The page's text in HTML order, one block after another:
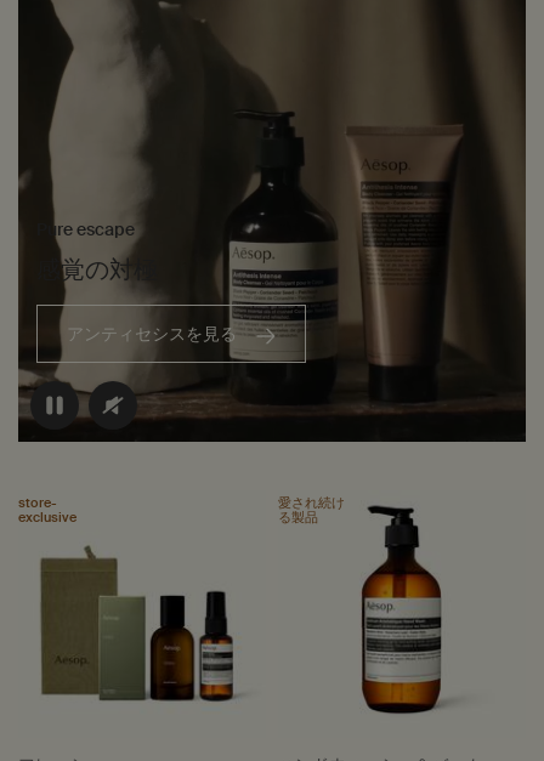
Pure escape
感覚の対極
アンティセシスを見る
store-
exclusive
愛され続け
る製品